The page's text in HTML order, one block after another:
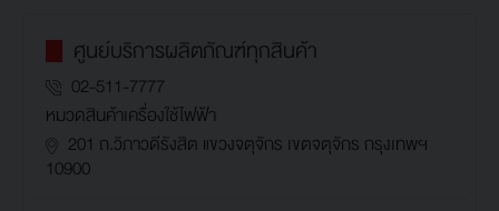
ศูนย์บริการผลิตภัณฑ์ทุกสินค้า
02-511-7777
หมวดสินค้าเครื่องใช้ไฟฟ้า
201 ถ.วิภาวดีรังสิต แขวงจตุจักร เขตจตุจักร กรุงเทพฯ
10900